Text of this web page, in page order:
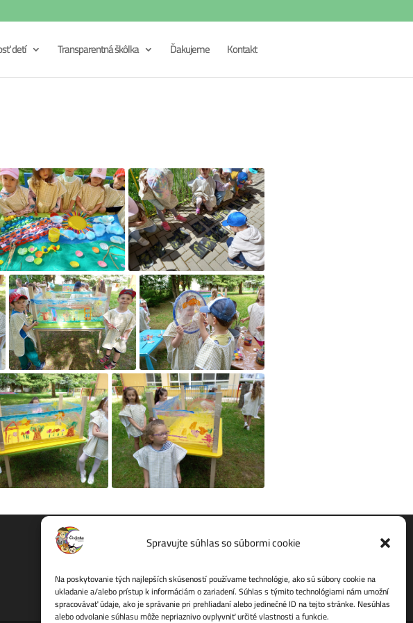
Spravujte súhlas so súbormi cookie
Na poskytovanie tých najlepších skúseností používame technológie, ako sú súbory cookie na
ukladanie a/alebo prístup k informáciám o zariadení. Súhlas s týmito technológiami nám umožní
spracovávať údaje, ako je správanie pri prehliadaní alebo jedinečné ID na tejto stránke. Nesúhlas
alebo odvolanie súhlasu môže nepriaznivo ovplyvniť určité vlastnosti a funkcie.
detí Transparentná škôlka Ďakujeme Kontakt